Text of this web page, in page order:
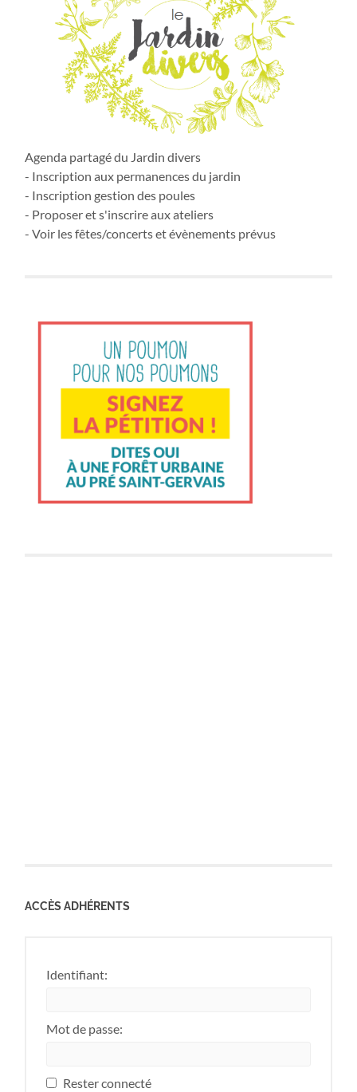
Agenda partagé du Jardin divers
- Inscription aux permanences du jardin
- Inscription gestion des poules
- Proposer et s'inscrire aux ateliers
- Voir les fêtes/concerts et évènements prévus
ACCÈS ADHÉRENTS
Identifiant:
Mot de passe:
Rester connecté